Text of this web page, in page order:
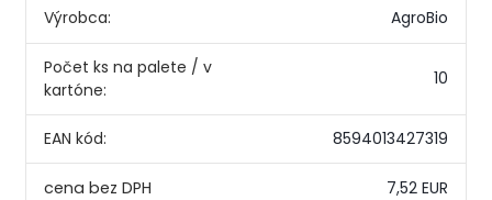
Výrobca: AgroBio
Počet ks na palete / v
kartóne:
10
EAN kód: 8594013427319
7,52 EUR